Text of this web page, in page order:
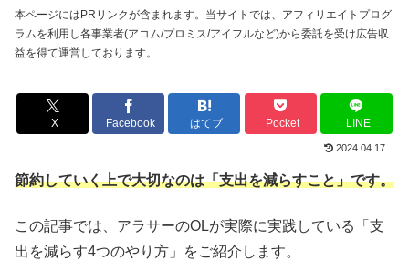
本ページにはPRリンクが含まれます。当サイトでは、アフィリエイトプログ
ラムを利用し各事業者(アコム/プロミス/アイフルなど)から委託を受け広告収
益を得て運営しております。
X Facebook はてブ Pocket LINE
2024.04.17
節約していく上で大切なのは「支出を減らすこと」です。
この記事では、アラサーのOLが実際に実践している「支
出を減らす4つのやり方」をご紹介します。